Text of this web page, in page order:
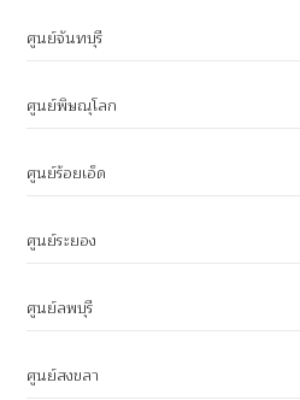
ศูนย์จันทบุรี
ศูนย์พิษณุโลก
ศูนย์ร้อยเอ็ด
ศูนย์ระยอง
ศูนย์ลพบุรี
ศูนย์สงขลา